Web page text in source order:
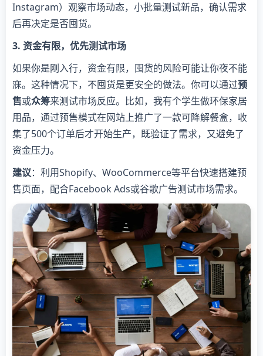
Instagram）观察市场动态，小批量测试新品，确认需求
后再决定是否囤货。
3. 资金有限，优先测试市场
如果你是刚入行，资金有限，囤货的风险可能让你夜不能
寐。这种情况下，不囤货是更安全的做法。你可以通过预
售或众筹来测试市场反应。比如，我有个学生做环保家居
用品，通过预售模式在网站上推广了一款可降解餐盒，收
集了500个订单后才开始生产，既验证了需求，又避免了
资金压力。
建议：利用Shopify、WooCommerce等平台快速搭建预
售页面，配合Facebook Ads或谷歌广告测试市场需求。